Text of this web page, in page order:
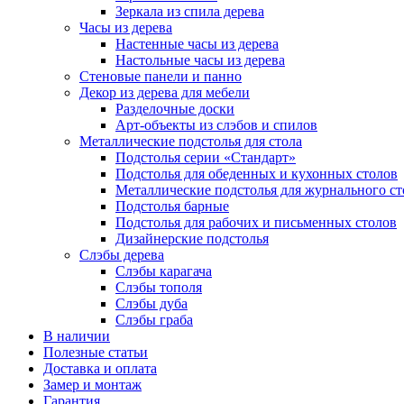
Зеркала из спила дерева
Часы из дерева
Настенные часы из дерева
Настольные часы из дерева
Стеновые панели и панно
Декор из дерева для мебели
Разделочные доски
Арт-объекты из слэбов и спилов
Металлические подстолья для стола
Подстолья серии «Стандарт»
Подстолья для обеденных и кухонных столов
Металлические подстолья для журнального
Подстолья барные
Подстолья для рабочих и письменных столов
Дизайнерские подстолья
Слэбы дерева
Слэбы карагача
Слэбы тополя
Слэбы дуба
Слэбы граба
В наличии
Полезные статьи
Доставка и оплата
Замер и монтаж
Гарантия